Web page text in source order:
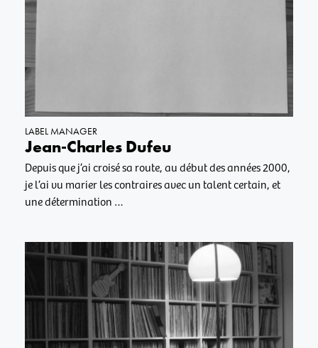
LABEL MANAGER
Jean-Charles Dufeu
Depuis que j’ai croisé sa route, au début des années 2000,
je l’ai vu marier les contraires avec un talent certain, et
une détermination …